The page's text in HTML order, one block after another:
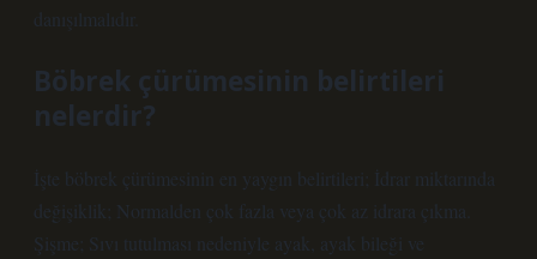
danışılmalıdır.
Böbrek çürümesinin belirtileri
nelerdir?
İşte böbrek çürümesinin en yaygın belirtileri; İdrar miktarında
değişiklik; Normalden çok fazla veya çok az idrara çıkma.
Şişme; Sıvı tutulması nedeniyle ayak, ayak bileği ve